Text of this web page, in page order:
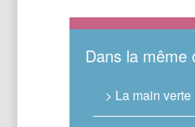
Dans la même
> La main verte